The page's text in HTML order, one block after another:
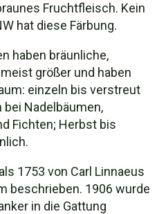
Fruchtfleisch. Kein
hat diese Färbung.
haben bräunliche,
größer und haben
einzeln bis verstreut
Nadelbäumen,
Fichten; Herbst bis
1753 von Carl Linnaeus
beschrieben. 1906 wurde
in die Gattung